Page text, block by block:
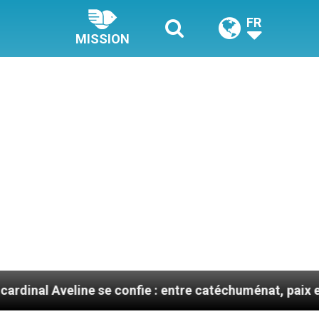
MISSION
FR
se confie : entre catéchuménat, paix et défis